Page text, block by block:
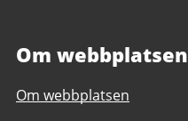
Om webbplatsen
Om webbplatsen